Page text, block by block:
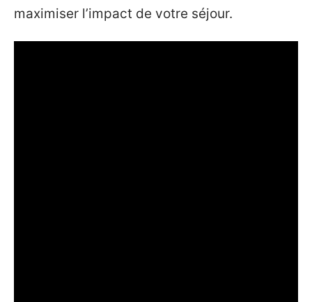
maximiser l’impact de votre séjour.